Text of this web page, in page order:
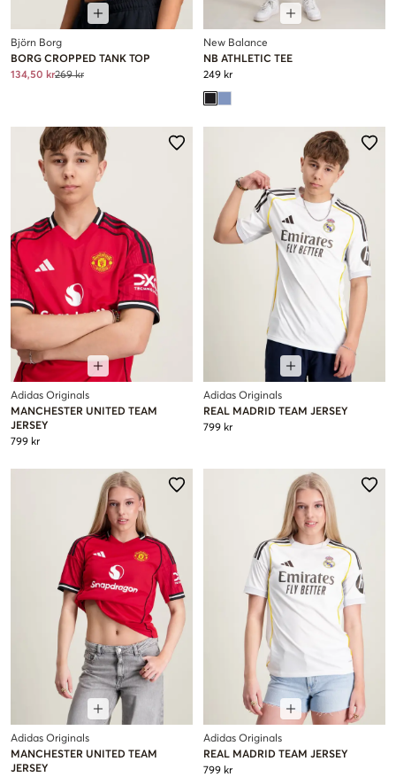
Björn Borg
BORG CROPPED TANK TOP
134,50 kr269 kr
New Balance
NB ATHLETIC TEE
249 kr
Adidas Originals
MANCHESTER UNITED TEAM
JERSEY
799 kr
Adidas Originals
REAL MADRID TEAM JERSEY
799 kr
Adidas Originals
MANCHESTER UNITED TEAM
JERSEY
Adidas Originals
REAL MADRID TEAM JERSEY
799 kr